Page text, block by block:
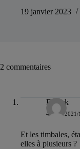
19 janvier 2023
2 commentaires
Franck
4 JUIN
Et les timbales,
elles à plusieurs ?